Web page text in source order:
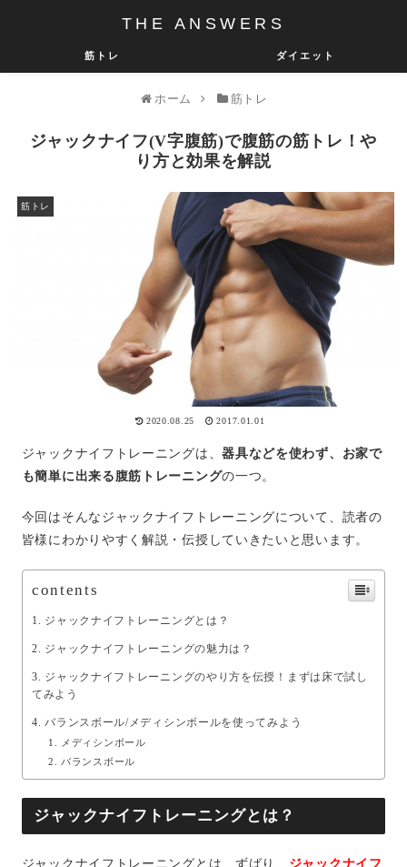
THE ANSWERS
筋トレ ダイエット
ホーム 筋トレ
ジャックナイフ(V字腹筋)で腹筋の筋トレ！や
り方と効果を解説
筋トレ
2020.08.25 2017.01.01
ジャックナイフトレーニングは、器具などを使わず、お家で
も簡単に出来る腹筋トレーニングの一つ。
今回はそんなジャックナイフトレーニングについて、読者の
皆様にわかりやすく解説・伝授していきたいと思います。
contents
ジャックナイフトレーニングとは？
ジャックナイフトレーニングの魅力は？
ジャックナイフトレーニングのやり方を伝授！まずは床で試し
てみよう
バランスボール/メディシンボールを使ってみよう
メディシンボール
バランスボール
ジャックナイフトレーニングとは？
ジャックナイフトレーニングとは、ずばり、 ジャックナイフ